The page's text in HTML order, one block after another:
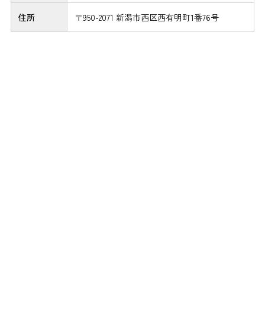
住所 〒950-2071 新潟市西区西有明町1番76号